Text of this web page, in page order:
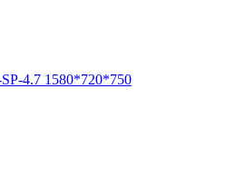
4.7 1580*720*750